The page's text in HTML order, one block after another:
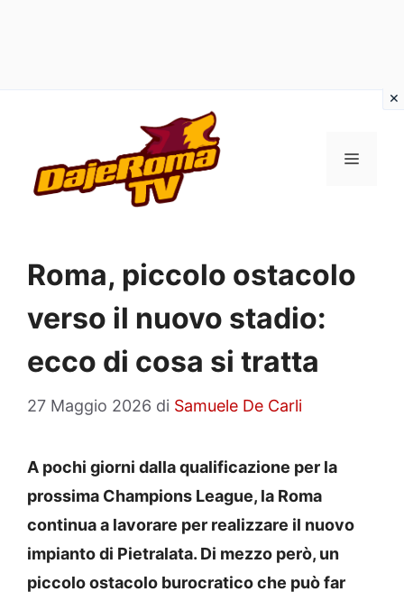
contenuto
MENU
Roma, piccolo ostacolo
verso il nuovo stadio:
ecco di cosa si tratta
27 Maggio 2026 di Samuele De Carli
A pochi giorni dalla qualificazione per la
prossima Champions League, la Roma
continua a lavorare per realizzare il nuovo
impianto di Pietralata. Di mezzo però, un
piccolo ostacolo burocratico che può far